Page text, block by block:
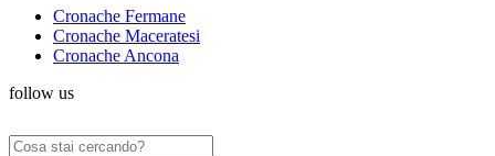
Cronache Fermane
Cronache Maceratesi
Cronache Ancona
follow us
Ricerca